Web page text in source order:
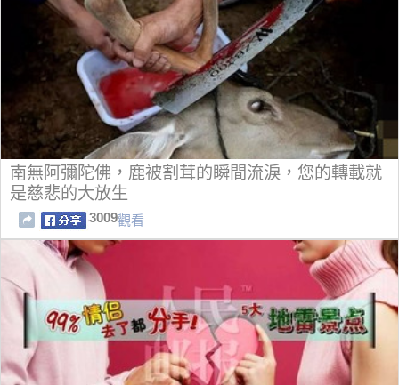
南無阿彌陀佛，鹿被割茸的瞬間流淚，您的轉載就
是慈悲的大放生
3009觀看